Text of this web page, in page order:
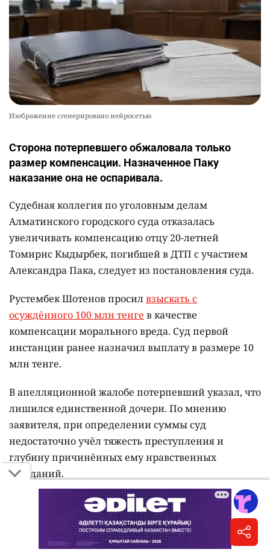
Изображение сгенерировано нейросетью
Сторона потерпевшего обжаловала только
размер компенсации. Назначенное Паку
наказание она не оспаривала.
Судебная коллегия по уголовным делам
Алматинского городского суда отказалась
увеличивать компенсацию отцу 20-летней
Томирис Кыдырбек, погибшей в ДТП с участием
Александра Пака, следует из постановления суда.
Рустембек Шотенов просилвзыскать с
осуждённого 100 млн тенге в качестве
компенсации морального вреда. Суд первой
инстанции ранее назначил выплату в размере 10
млн тенге.
В апелляционной жалобе потерпевший указал, что
лишился единственной дочери. По мнению
заявителя, при определении суммы суд
недостаточно учёл тяжесть преступления и
глубину причинённых ему нравственных
страданий.
В жалобе также отмечалось, что Пак управлял
автомобилем в состоянии алкогольного
опьянения. Концентрация алкоголя в его крови
составила 1,3 промилле, а скорость перед